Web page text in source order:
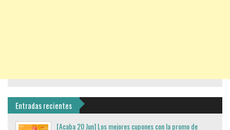
Entradas recientes
[Acaba 20 Jun] Los mejores cupones con la promo de